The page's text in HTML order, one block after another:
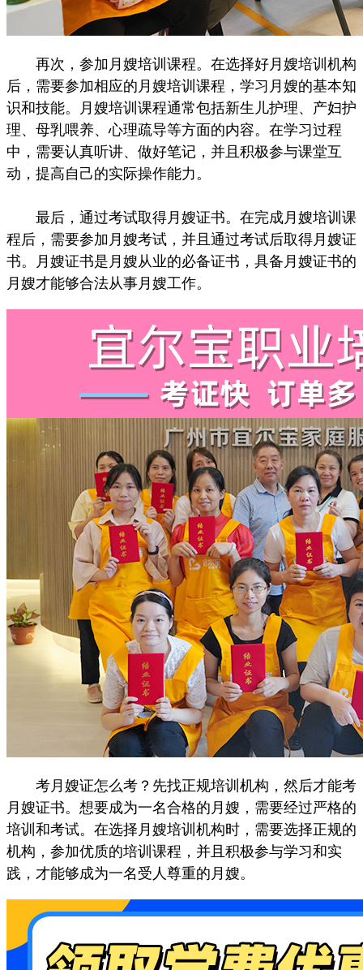
再次，参加月嫂培训课程。在选择好月嫂培训机构
后，需要参加相应的月嫂培训课程，学习月嫂的基本知
识和技能。月嫂培训课程通常包括新生儿护理、产妇护
理、母乳喂养、心理疏导等方面的内容。在学习过程
中，需要认真听讲、做好笔记，并且积极参与课堂互
动，提高自己的实际操作能力。
最后，通过考试取得月嫂证书。在完成月嫂培训课
程后，需要参加月嫂考试，并且通过考试后取得月嫂证
书。月嫂证书是月嫂从业的必备证书，具备月嫂证书的
月嫂才能够合法从事月嫂工作。
考月嫂证怎么考？先找正规培训机构，然后才能考
月嫂证书。想要成为一名合格的月嫂，需要经过严格的
培训和考试。在选择月嫂培训机构时，需要选择正规的
机构，参加优质的培训课程，并且积极参与学习和实
践，才能够成为一名受人尊重的月嫂。